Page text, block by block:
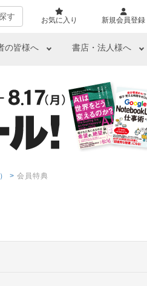
す お気に入り 新規会員登録
の皆様へ 書店・法人様へ
> 会員特典